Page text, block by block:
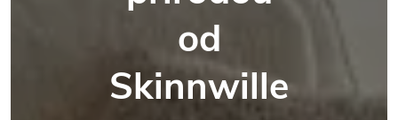
od
Skinnwille